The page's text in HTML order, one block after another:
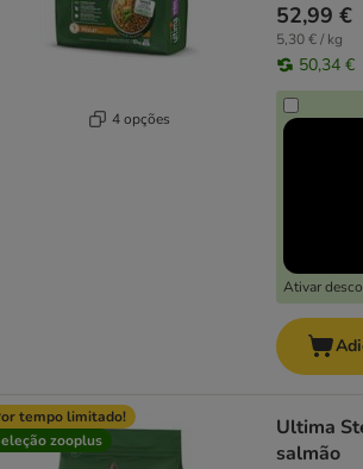
4 opções
52,99 €
5,30 € / kg
50,34 €
Ativar
tempo limitado!
zooplus
Ultima
salmão